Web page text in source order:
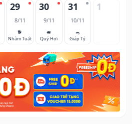
29
8/11
🐕
Nhâm Tuất
30
9/11
🐖
Quý Hợi
31
10/11
🐀
Giáp Tý
1